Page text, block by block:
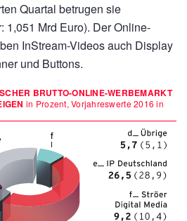
Quartal betrugen sie
1,051 Mrd Euro). Der Online-
InStream-Videos auch Display
und Buttons.
BRUTTO-ONLINE-WERBEMARKT
in Prozent, Vorjahreswerte 2016 in